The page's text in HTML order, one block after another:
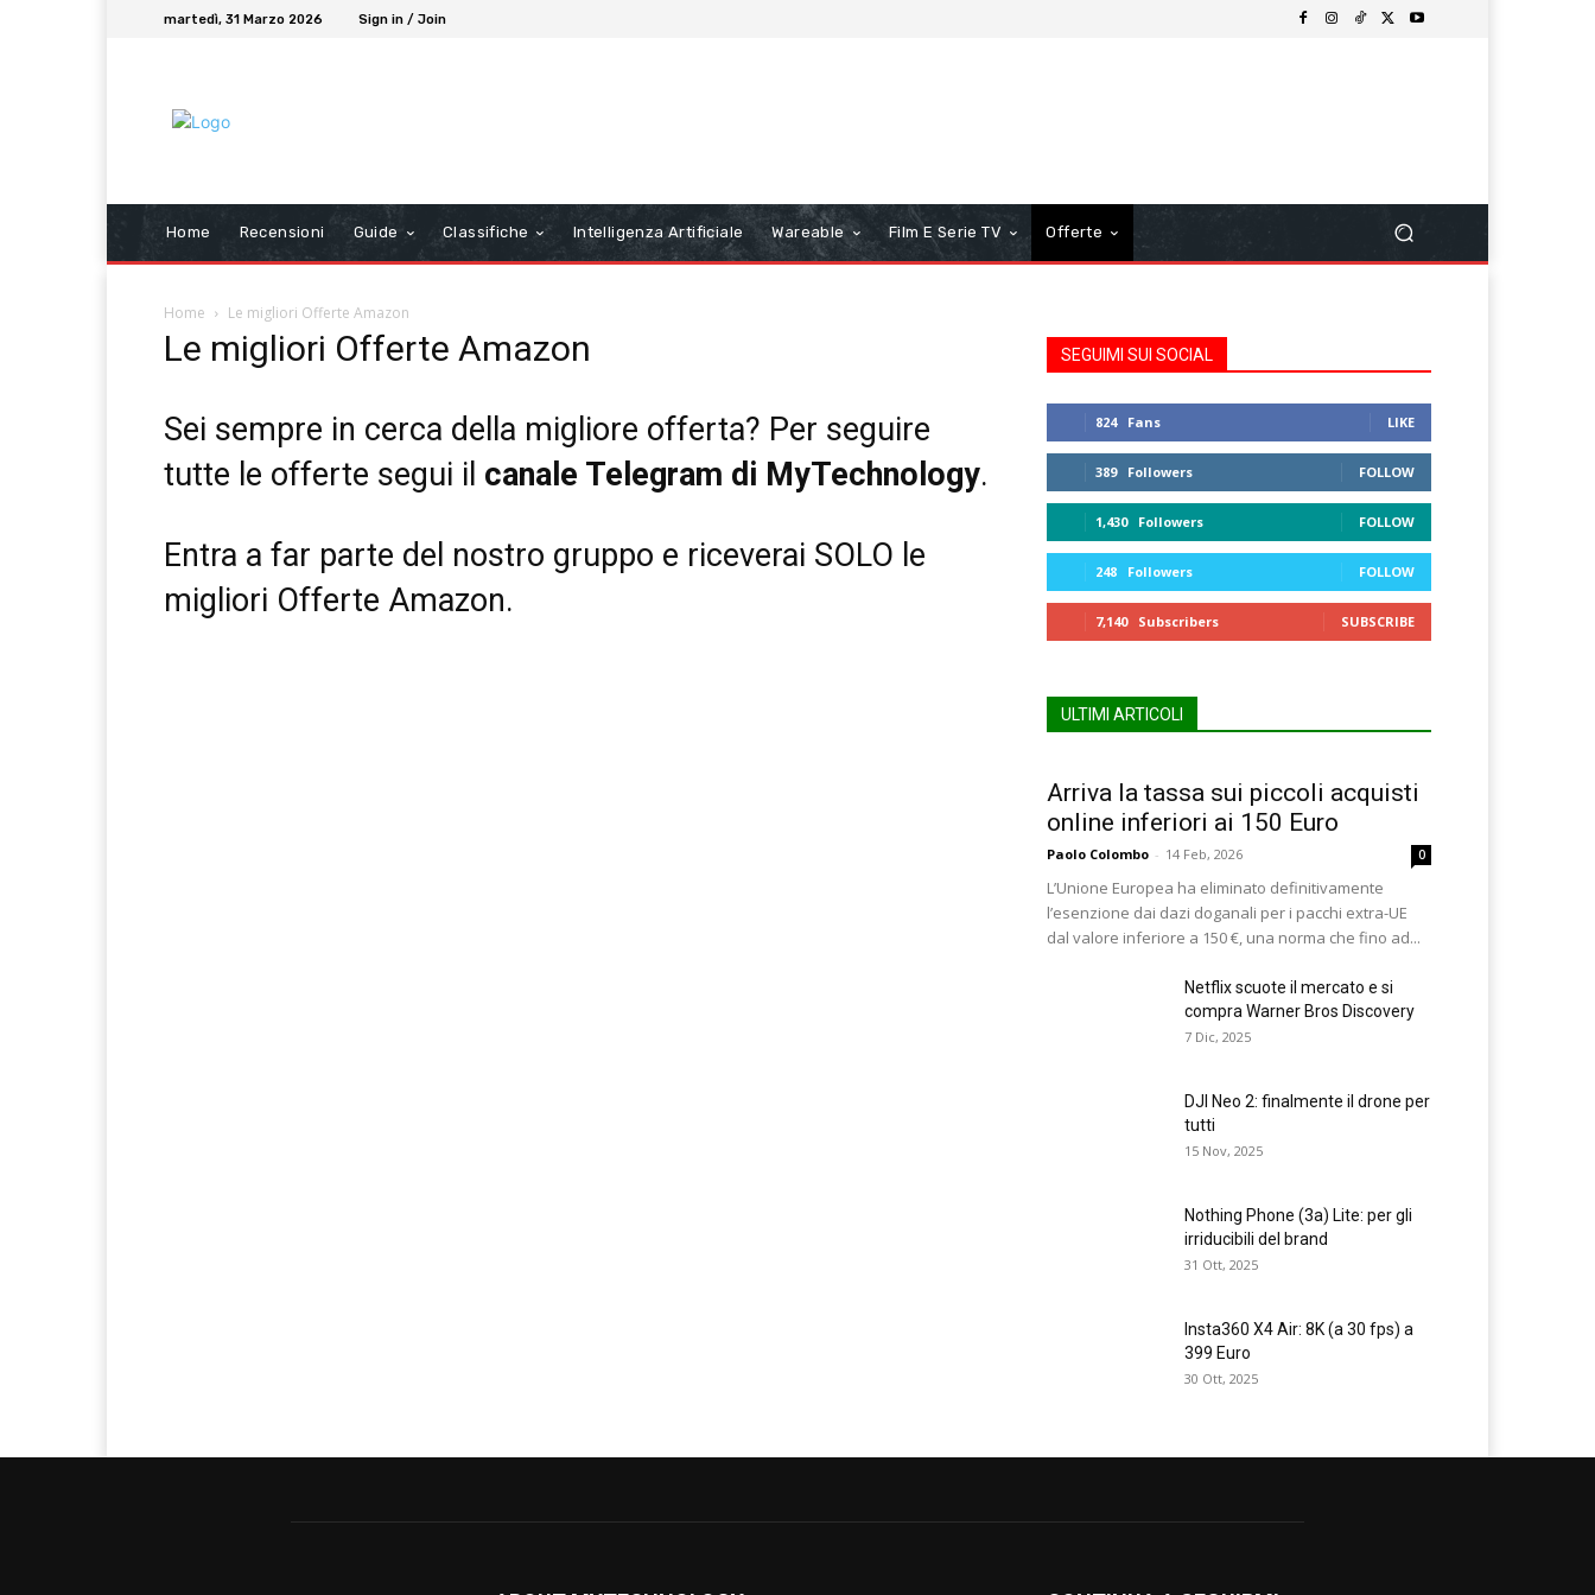
martedì, 31 Marzo 2026 Sign in / Join
Home Recensioni Guide Classifiche Intelligenza Artificiale Wareable Film E Serie TV Offerte
Home Le migliori Offerte Amazon
Le migliori Offerte Amazon
Sei sempre in cerca della migliore offerta? Per seguire
tutte le offerte segui il canale Telegram di MyTechnology.
Entra a far parte del nostro gruppo e riceverai SOLO le
migliori Offerte Amazon.
SEGUIMI SUI SOCIAL
824 Fans LIKE
389 Followers FOLLOW
1,430 Followers FOLLOW
248 Followers FOLLOW
7,140 Subscribers SUBSCRIBE
ULTIMI ARTICOLI
Arriva la tassa sui piccoli acquisti
online inferiori ai 150 Euro
Paolo Colombo - 14 Feb, 2026 0
L’Unione Europea ha eliminato definitivamente
l’esenzione dai dazi doganali per i pacchi extra-UE
dal valore inferiore a 150 €, una norma che fino ad...
Netflix scuote il mercato e si
compra Warner Bros Discovery
7 Dic, 2025
DJI Neo 2: finalmente il drone per
tutti
15 Nov, 2025
Nothing Phone (3a) Lite: per gli
irriducibili del brand
31 Ott, 2025
Insta360 X4 Air: 8K (a 30 fps) a
399 Euro
30 Ott, 2025